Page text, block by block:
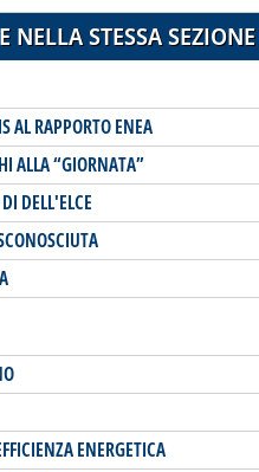
NELLA STESSA SEZIONE
AL RAPPORTO ENEA
ALLA “GIORNATA”
DELL'ELCE
ENERGETICA